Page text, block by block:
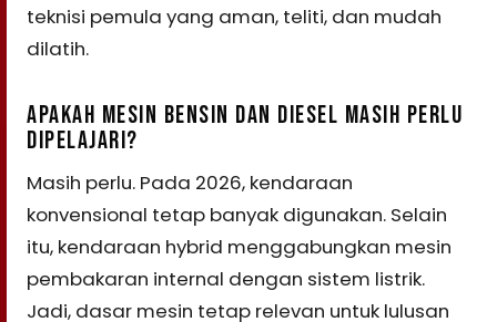
teknisi pemula yang aman, teliti, dan mudah
dilatih.
APAKAH MESIN BENSIN DAN DIESEL MASIH PERLU
DIPELAJARI?
Masih perlu. Pada 2026, kendaraan
konvensional tetap banyak digunakan. Selain
itu, kendaraan hybrid menggabungkan mesin
pembakaran internal dengan sistem listrik.
Jadi, dasar mesin tetap relevan untuk lulusan